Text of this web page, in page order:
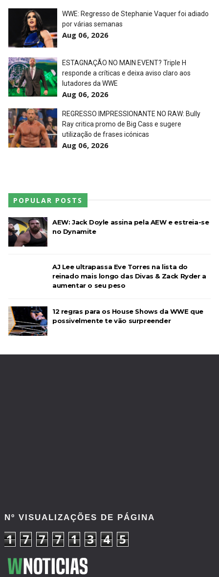
WWE: Regresso de Stephanie Vaquer foi adiado
por várias semanas
Aug 06, 2026
ESTAGNAÇÃO NO MAIN EVENT? Triple H
responde a críticas e deixa aviso claro aos
lutadores da WWE
Aug 06, 2026
REGRESSO IMPRESSIONANTE NO RAW: Bully
Ray critica promo de Big Cass e sugere
utilização de frases icónicas
Aug 06, 2026
POPULAR POSTS
AEW: Jack Doyle assina pela AEW e estreia-se
no Dynamite
AJ Lee ultrapassa Eve Torres na lista do
reinado mais longo das Divas & Zack Ryder a
aumentar o seu peso
12 regras para os House Shows da WWE que
possivelmente te vão surpreender
Nº VISUALIZAÇÕES DE PÁGINA
1 7 7 7 1 3 4 5